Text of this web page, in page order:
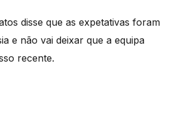
disse que as expetativas foram
e não vai deixar que a equipa
recente.